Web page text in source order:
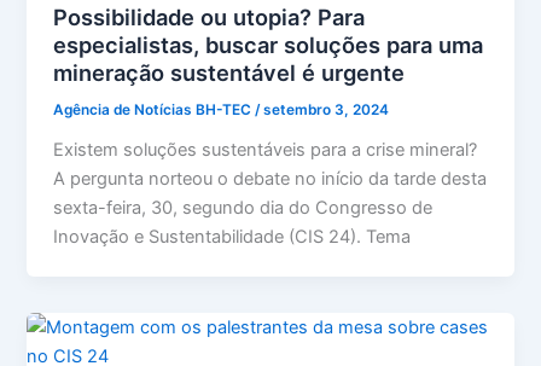
Possibilidade ou utopia? Para
especialistas, buscar soluções para uma
mineração sustentável é urgente
Agência de Notícias BH-TEC /setembro 3, 2024
Existem soluções sustentáveis para a crise mineral?
A pergunta norteou o debate no início da tarde desta
sexta-feira, 30, segundo dia do Congresso de
Inovação e Sustentabilidade (CIS 24). Tema